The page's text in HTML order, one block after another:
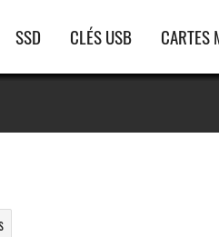
Navigation
principale
SSD CLÉS USB CARTES